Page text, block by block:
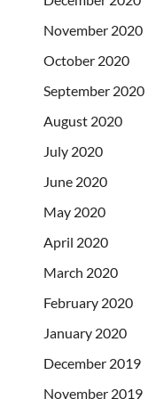
November 2020
October 2020
September 2020
August 2020
July 2020
June 2020
May 2020
April 2020
March 2020
February 2020
January 2020
December 2019
November 2019